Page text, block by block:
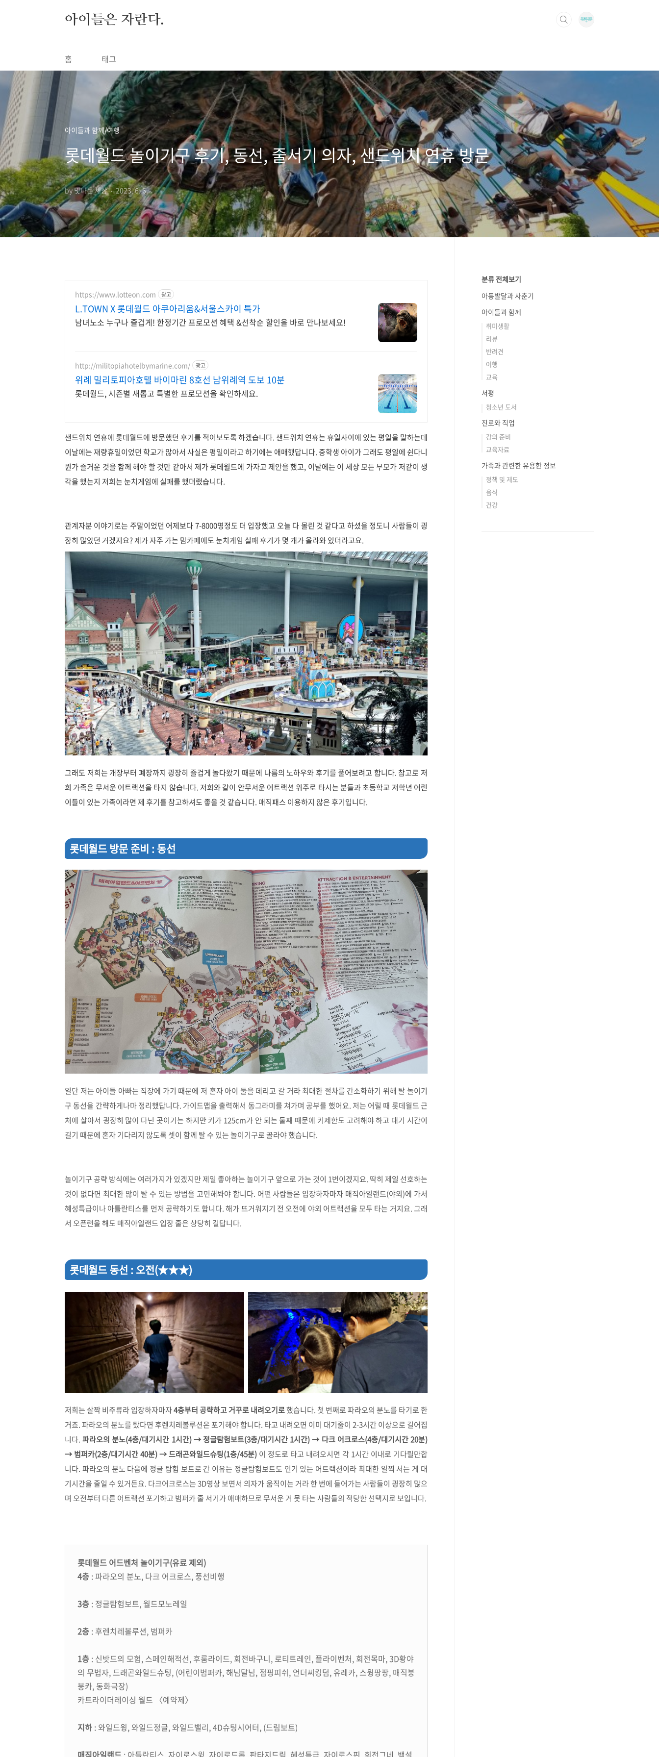
아이들은 자란다.
홈 태그
아이들과 함께/여행
롯데월드 놀이기구 후기, 동선, 줄서기 의자, 샌드위치 연휴 방문
by 빛나는 세상 2023. 6. 6.
https://www.lotteon.com 광고
L.TOWN X 롯데월드 아쿠아리움&서울스카이 특가
남녀노소 누구나 즐겁게! 한정기간 프로모션 혜택 &선착순 할인을 바로 만나보세요!
http://militopiahotelbymarine.com/ 광고
위례 밀리토피아호텔 바이마린 8호선 남위례역 도보 10분
롯데월드, 시즌별 새롭고 특별한 프로모션을 확인하세요.
샌드위치 연휴에 롯데월드에 방문했던 후기를 적어보도록 하겠습니다. 샌드위치 연휴는 휴일사이에 있는 평일을 말하는데
이날에는 재량휴일이었던 학교가 많아서 사실은 평일이라고 하기에는 애매했답니다. 중학생 아이가 그래도 평일에 쉰다니
뭔가 즐거운 것을 함께 해야 할 것만 같아서 제가 롯데월드에 가자고 제안을 했고, 이날에는 이 세상 모든 부모가 저같이 생
각을 했는지 저희는 눈치게임에 실패를 했더랬습니다.
관계자분 이야기로는 주말이었던 어제보다 7-8000명정도 더 입장했고 오늘 다 몰린 것 같다고 하셨을 정도니 사람들이 굉
장히 많았던 거겠지요? 제가 자주 가는 맘카페에도 눈치게임 실패 후기가 몇 개가 올라와 있더라고요.
그래도 저희는 개장부터 폐장까지 굉장히 즐겁게 놀다왔기 때문에 나름의 노하우와 후기를 풀어보려고 합니다. 참고로 저
희 가족은 무서운 어트랙션을 타지 않습니다. 저희와 같이 안무서운 어트랙션 위주로 타시는 분들과 초등학교 저학년 어린
이들이 있는 가족이라면 제 후기를 참고하셔도 좋을 것 같습니다. 매직패스 이용하지 않은 후기입니다.
롯데월드 방문 준비 : 동선
일단 저는 아이들 아빠는 직장에 가기 때문에 저 혼자 아이 둘을 데리고 갈 거라 최대한 절차를 간소화하기 위해 탈 놀이기
구 동선을 간략하게나마 정리했답니다. 가이드맵을 출력해서 동그라미를 쳐가며 공부를 했어요. 저는 어릴 때 롯데월드 근
처에 살아서 굉장히 많이 다닌 곳이기는 하지만 키가 125cm가 안 되는 둘째 때문에 키제한도 고려해야 하고 대기 시간이
길기 때문에 혼자 기다리지 않도록 셋이 함께 탈 수 있는 놀이기구로 골라야 했습니다.
놀이기구 공략 방식에는 여러가지가 있겠지만 제일 좋아하는 놀이기구 앞으로 가는 것이 1번이겠지요. 딱히 제일 선호하는
것이 없다면 최대한 많이 탈 수 있는 방법을 고민해봐야 합니다. 어떤 사람들은 입장하자마자 매직아일랜드(야외)에 가서
혜성특급이나 아틀란티스를 먼저 공략하기도 합니다. 해가 뜨거워지기 전 오전에 야외 어트랙션을 모두 타는 거지요. 그래
서 오픈런을 해도 매직아일랜드 입장 줄은 상당히 길답니다.
롯데월드 동선 : 오전(★★★)
저희는 살짝 비주류라 입장하자마자4층부터 공략하고 거꾸로 내려오기로했습니다. 첫 번째로 파라오의 분노를 타기로 한
거죠. 파라오의 분노를 탔다면 후렌치레볼루션은 포기해야 합니다. 타고 내려오면 이미 대기줄이 2-3시간 이상으로 길어집
니다. 파라오의 분노(4층/대기시간 1시간) → 정글탐험보트(3층/대기시간 1시간) → 다크 어크로스(4층/대기시간 20분)
→ 범퍼카(2층/대기시간 40분) → 드래곤와일드슈팅(1층/45분) 이 정도로 타고 내려오시면 각 1시간 이내로 기다릴만합
니다. 파라오의 분노 다음에 정글 탐험 보트로 간 이유는 정글탐험보트도 인기 있는 어트랙션이라 최대한 일찍 서는 게 대
기시간을 줄일 수 있거든요. 다크어크로스는 3D영상 보면서 의자가 움직이는 거라 한 번에 들어가는 사람들이 굉장히 많으
며 오전부터 다른 어트랙션 포기하고 범퍼카 줄 서기가 애매하므로 무서운 거 못 타는 사람들의 적당한 선택지로 보입니다.
롯데월드 어드벤처 놀이기구(유료 제외)
4층 : 파라오의 분노, 다크 어크로스, 풍선비행
3층 : 정글탐험보트, 월드모노레일
2층 : 후렌치레볼루션, 범퍼카
1층 : 신밧드의 모험, 스페인해적선, 후룸라이드, 회전바구니, 로티트레인, 플라이벤처, 회전목마, 3D황야
의 무법자, 드래곤와일드슈팅, (어린이범퍼카, 해님달님, 점핑피쉬, 언더씨킹덤, 유레카, 스윙팡팡, 매직붕
붕카, 동화극장)
카트라이더레이싱 월드 〈예약제〉
지하 : 와일드윙, 와일드정글, 와일드밸리, 4D슈팅시어터, (드림보트)
매직아일랜드 : 아틀란티스, 자이로스윙, 자이로드롭, 판타지드림, 혜성특급, 자이로스핀, 회전그네, 백설
분류 전체보기
아동발달과 사춘기
아이들과 함께
취미생활
리뷰
반려견
여행
교육
서평
청소년 도서
진로와 직업
강의 준비
교육자료
가족과 관련한 유용한 정보
정책 및 제도
음식
건강